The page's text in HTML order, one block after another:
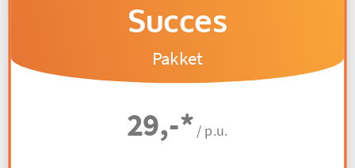
Succes
Pakket
29,-* / p.u.